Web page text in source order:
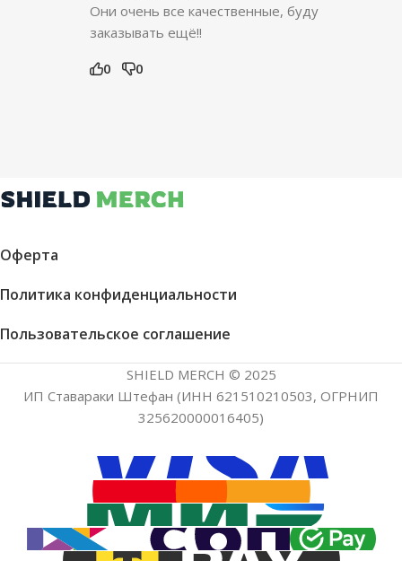
Они очень все качественные, буду
заказывать ещё!!
0 0
Оферта
Политика конфиденциальности
Пользовательское соглашение
SHIELD MERCH © 2025
ИП Ставараки Штефан (ИНН 621510210503, ОГРНИП
325620000016405)